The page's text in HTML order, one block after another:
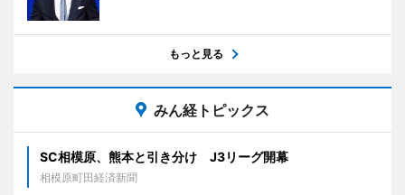
もっと見る
みん経トピックス
SC相模原、熊本と引き分け J3リーグ開幕
相模原町田経済新聞